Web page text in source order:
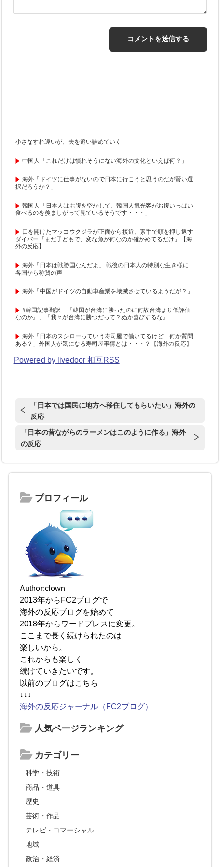
小さなすれ違いが、夫を追い詰めていく
中国人「これだけは慣れそうにない海外の文化といえば何？」
海外「ドイツに仕事がないので日本に行こうと思うのだが賢い選
択だろうか？」
韓国人「日本人はお腹を空かして、韓国人観光客がお腹いっぱい
食べるのを羨ましがって見ているそうです・・・」
口を開けたマッコウクジラが正面から接近、素手で頭を押し返す
ダイバー「まだ子どもで、変な魚が何なのか確かめてるだけ」【海
外の反応】
海外「日本は戦勝国なんだよ」 戦後の日本人の特別な生き様に
各国から称賛の声
海外「中国がドイツの自動車産業を壊滅させているようだが？」
#韓国記事翻訳 『韓国が台湾に勝ったのに何故台湾より低評価
なのか』、『我々が台湾に勝つだって？ぬか喜びするな』
海外「日本のスシローっていう寿司屋で働いてるけど、何か質問
ある？」外国人が気になる寿司屋事情とは・・・？【海外の反応】
Powered by livedoor 相互RSS
「日本では国民に地方へ移住してもらいたい」海外の
反応
「日本の昔ながらのラーメンはこのように作る」海外
の反応
プロフィール
Author:clown
2013年からFC2ブログで
海外の反応ブログを始めて
2018年からワードプレスに変更。
ここまで長く続けられたのは
楽しいから。
これからも楽しく
続けていきたいです。
以前のブログはこちら
↓↓↓
海外の反応ジャーナル（FC2ブログ）
人気ページランキング
カテゴリー
科学・技術
商品・道具
歴史
芸術・作品
テレビ・コマーシャル
地域
政治・経済